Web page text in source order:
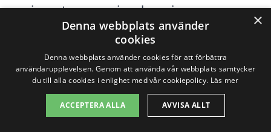
investera mer i en kunnig
trädgårdsmästare för bästa resultat.
De olika faktorerna ovan bidrar till att
skapa en unik prisbild för
trädgårdsarbete i Själsö. Genom att ha
×
Denna webbplats använder
cookies
Denna webbplats använder cookies för att förbättra
användarupplevelsen. Genom att använda vår webbplats samtycker
du till alla cookies i enlighet med vår cookiepolicy. Läs mer
ACCEPTERA ALLA AVVISA ALLT